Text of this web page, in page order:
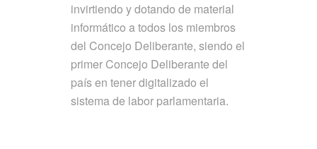
invirtiendo y dotando de material
informático a todos los miembros
del Concejo Deliberante, siendo el
primer Concejo Deliberante del
país en tener digitalizado el
sistema de labor parlamentaria.